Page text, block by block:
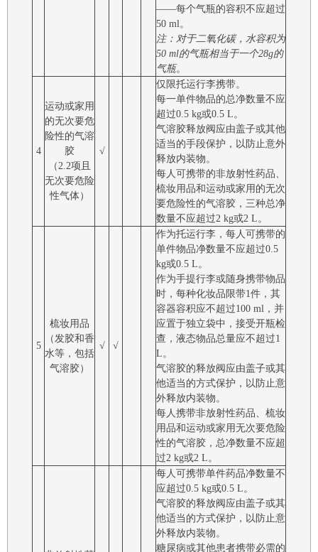
――每个气瓶的容积不应超过
50 ml。
注：对于二氧化碳，水容积为
50 ml的气瓶相当于一个28g的
气瓶。
4
运动或家用
的无次要危
险性的气溶
胶
（2.2项且
无次要危险
性气体）
√
仅限托运行李携带。
每一单件物品的总净数量不应
超过0.5 kg或0.5 L。
气溶胶释放阀应由盖子或其他
适当的手段保护，以防止意外
释放内装物。
每人可携带的非放射性药品、
梳妆用品和运动或家用的无次
要危险性的气溶胶，三种总净
数量不应超过2 kg或2 L。
5
梳妆用品
（发胶和香
水等，包括
气溶胶）
√ √
作为托运行李，每人可携带的
单件物品净数量不应超过0.5
kg或0.5 L。
作为手提行李或随身携带物品
时，每种化妆品限带1件，其
容器容积应不超过100 ml，并
应置于独立袋中，接受开瓶检
查，液态物品总量应不超过1
L。
气溶胶的释放阀应由盖子或其
他适当的方式保护，以防止意
外释放内装物。
每人携带非放射性药品、梳妆
用品和运动或家用无次要危险
性的气溶胶，总净数量不应超
过2 kg或2 L。
每人可携带单件药品净数量不
应超过0.5 kg或0.5 L。
气溶胶的释放阀应由盖子或其
他适当的方式保护，以防止意
外释放内装物。
糖尿病或其他患者携带必需的